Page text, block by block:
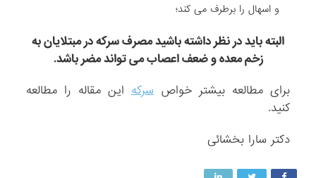
و اسهال را برطرف می کند؛
البته باید در نظر داشته باشید مصرف سرکه در مبتلایان به
زخم معده و ضعف اعصاب می تواند مضر باشد.
برای مطالعه بیشتر خواص سرکهاین مقاله را مطالعه
کنید.
دکتر سارا بخشائی